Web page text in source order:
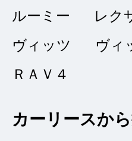
ルーミー
レク
ヴィッツ
ヴィ
ＲＡＶ４
カーリースか